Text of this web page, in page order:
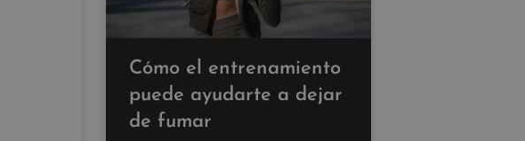
Cómo el entrenamiento
puede ayudarte a dejar
de fumar